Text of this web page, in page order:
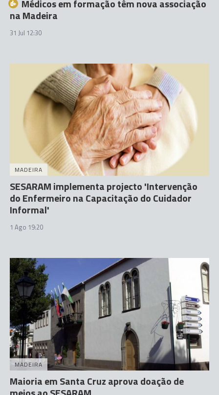
Médicos em formação têm nova associação
na Madeira
31 Jul 12:30
MADEIRA
SESARAM implementa projecto 'Intervenção
do Enfermeiro na Capacitação do Cuidador
Informal'
1 Ago 19:20
MADEIRA
Maioria em Santa Cruz aprova doação de